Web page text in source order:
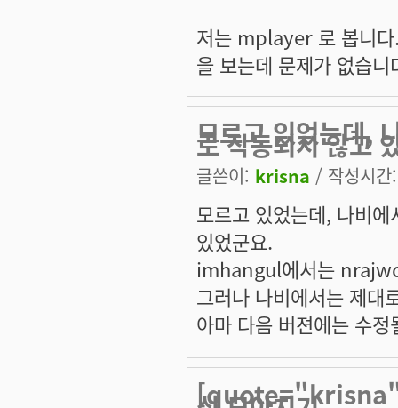
저는 mplayer 로 봅니
을 보는데 문제가 없습니
모르고 있었는데,
로 작동되지 않고
글쓴이: krisna / 작성시
모르고 있었는데, 나비
있었군요.
imhangul에서는
그러나 나비에서는 제대
아마 다음 버젼에는 수
[quote="krisna"]